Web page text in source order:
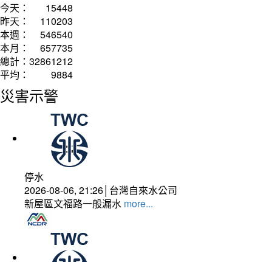
今天：
15448
昨天：
110203
本週：
546540
本月：
657735
總計： 32861212
平均：
9884
災害示警
停水
2026-08-06, 21:26│台灣自來水公司
新屋區文福路一般漏水 more...